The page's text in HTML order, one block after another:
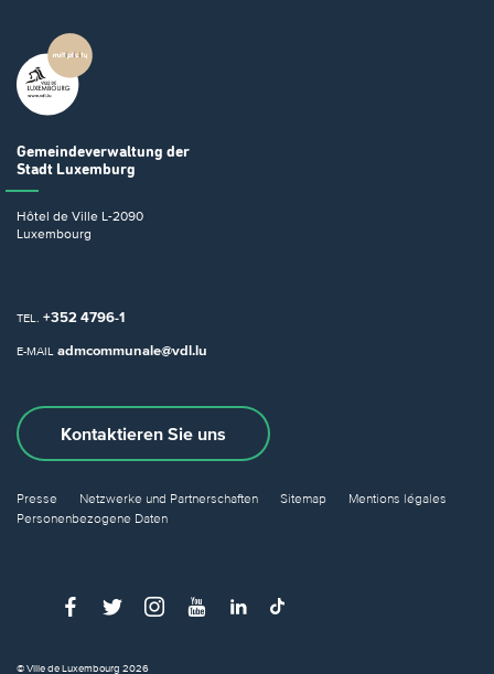
Gemeindeverwaltung der
Stadt Luxemburg
Hôtel de Ville L-2090
Luxembourg
TEL. +352 4796-1
E-MAIL admcommunale@vdl.lu
Kontaktieren Sie uns
Presse Netzwerke und Partnerschaften Sitemap
Mentions légales
Personenbezogene Daten
© Ville de Luxembourg 2026